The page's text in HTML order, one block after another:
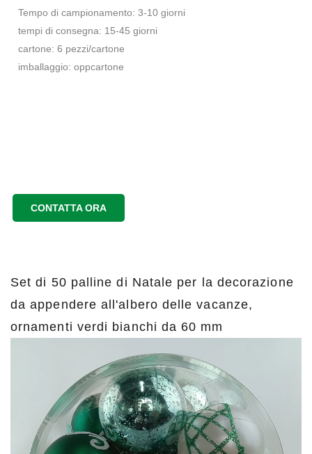
Tempo di campionamento: 3-10 giorni
tempi di consegna: 15-45 giorni
cartone: 6 pezzi/cartone
imballaggio: oppcartone
CONTATTA ORA
Set di 50 palline di Natale per la decorazione
da appendere all'albero delle vacanze,
ornamenti verdi bianchi da 60 mm